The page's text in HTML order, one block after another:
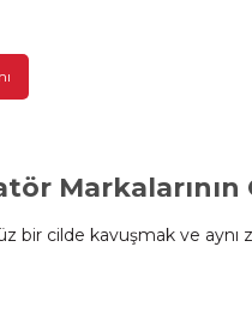
bir cilde kavuşmak ve aynı